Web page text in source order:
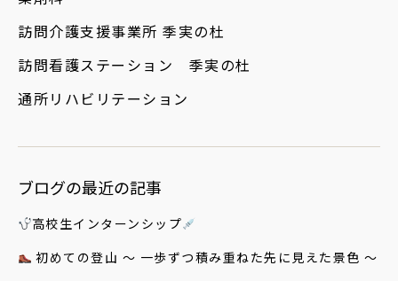
訪問介護支援事業所 季実の杜
訪問看護ステーション 季実の杜
通所リハビリテーション
ブログの最近の記事
高校生インターンシップ
初めての登山 ～ 一歩ずつ積み重ねた先に見えた景色 ～